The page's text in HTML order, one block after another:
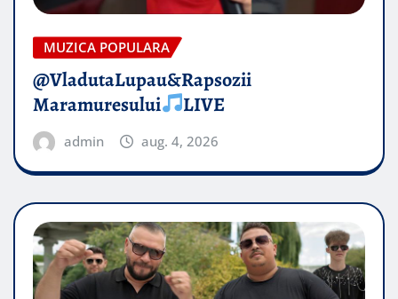
MUZICA POPULARA
@VladutaLupau&Rapsozii
Maramuresului
LIVE
admin aug. 4, 2026